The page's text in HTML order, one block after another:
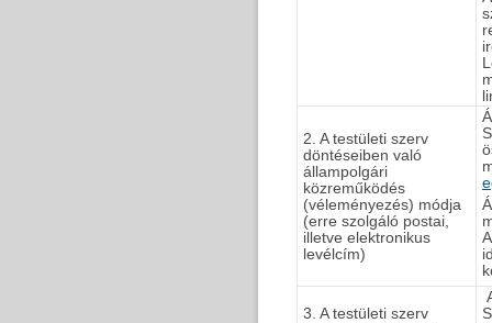
2. A testületi szerv
döntéseiben való
állampolgári
közreműködés
(véleményezés) módja
(erre szolgáló postai,
illetve elektronikus
levélcím)
3. A testületi szerv